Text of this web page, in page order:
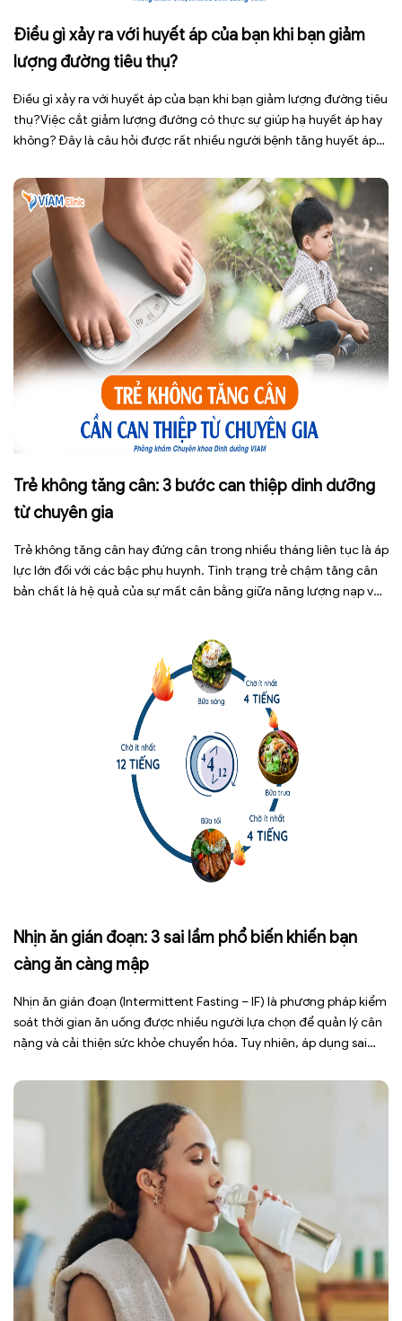
Điều gì xảy ra với huyết áp của bạn khi bạn giảm
lượng đường tiêu thụ?
Điều gì xảy ra với huyết áp của bạn khi bạn giảm lượng đường tiêu
thụ?Việc cắt giảm lượng đường có thực sự giúp hạ huyết áp hay
không? Đây là câu hỏi được rất nhiều người bệnh tăng huyết áp
[…]
Trẻ không tăng cân: 3 bước can thiệp dinh dưỡng
từ chuyên gia
Trẻ không tăng cân hay đứng cân trong nhiều tháng liên tục là áp
lực lớn đối với các bậc phụ huynh. Tình trạng trẻ chậm tăng cân
bản chất là hệ quả của sự mất cân bằng giữa năng lượng nạp vào
Nhịn ăn gián đoạn: 3 sai lầm phổ biến khiến bạn
càng ăn càng mập
Nhịn ăn gián đoạn (Intermittent Fasting – IF) là phương pháp kiểm
soát thời gian ăn uống được nhiều người lựa chọn để quản lý cân
nặng và cải thiện sức khỏe chuyển hóa. Tuy nhiên, áp dụng sai
sức, mất cơ […]